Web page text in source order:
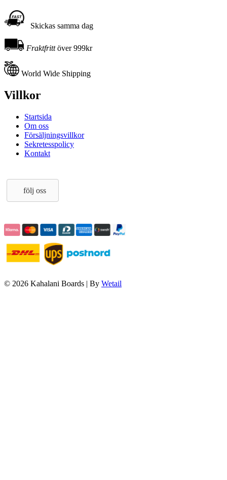
Skickas samma dag
Fraktfrittöver 999kr
World Wide Shipping
Villkor
Startsida
Om oss
Försäljningsvillkor
Sekretesspolicy
Kontakt
följ oss
© 2026 Kahalani Boards | By Wetail